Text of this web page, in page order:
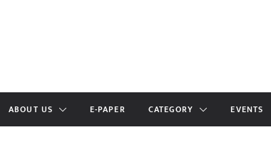
ABOUT US E-PAPER CATEGORY EVENTS